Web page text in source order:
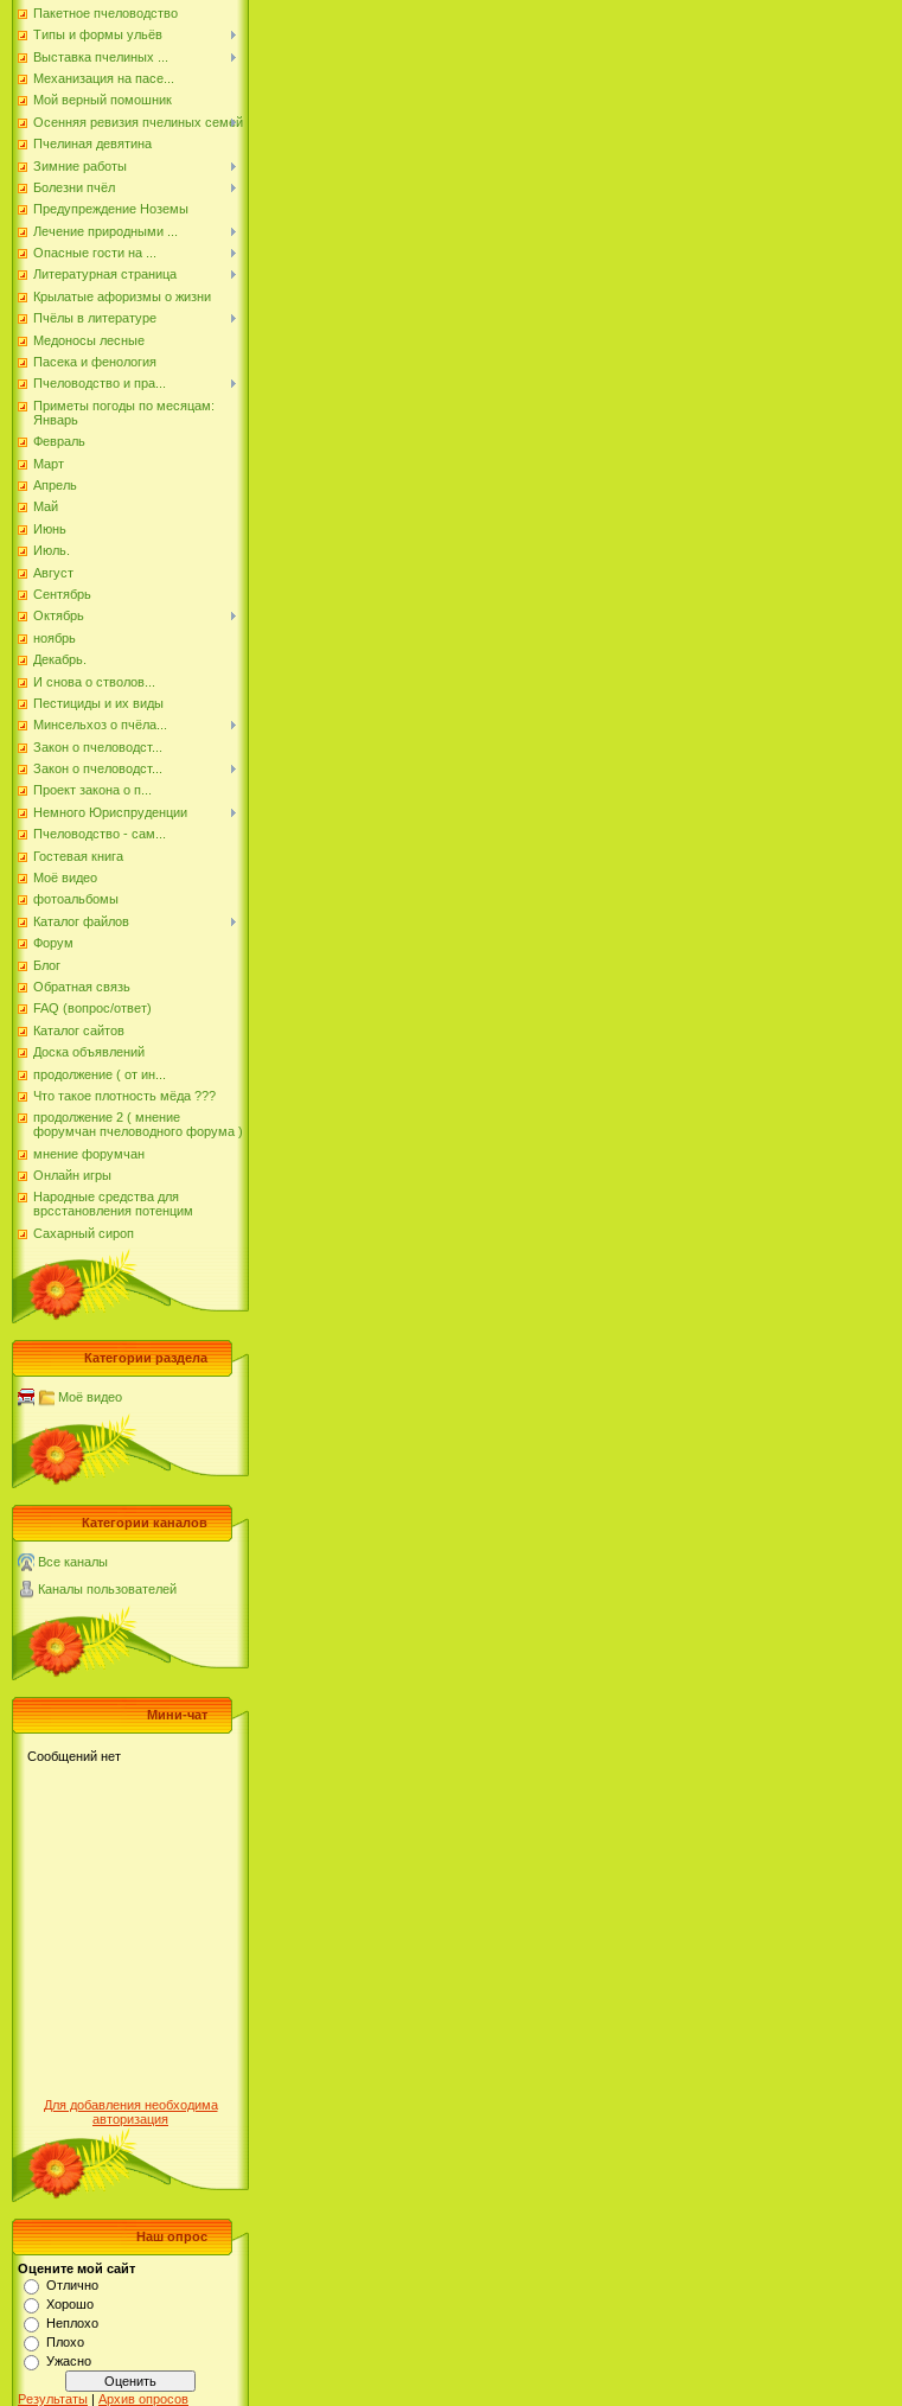
Пакетное пчеловодство
Типы и формы ульёв
Выставка пчелиных ...
Механизация на пасе...
Мой верный помошник
Осенняя ревизия пчелиных семей
Пчелиная девятина
Зимние работы
Болезни пчёл
Предупреждение Ноземы
Лечение природными ...
Опасные гости на ...
Литературная страница
Крылатые афоризмы о жизни
Пчёлы в литературе
Медоносы лесные
Пасека и фенология
Пчеловодство и пра...
Приметы погоды по месяцам:
Январь
Февраль
Март
Апрель
Май
Июнь
Июль.
Август
Сентябрь
Октябрь
ноябрь
Декабрь.
И снова о стволов...
Пестициды и их виды
Минсельхоз о пчёла...
Закон о пчеловодст...
Закон о пчеловодст...
Проект закона о п...
Немного Юриспруденции
Пчеловодство - сам...
Гостевая книга
Моё видео
фотоальбомы
Каталог файлов
Форум
Блог
Обратная связь
FAQ (вопрос/ответ)
Каталог сайтов
Доска объявлений
продолжение ( от ин...
Что такое плотность мёда ???
продолжение 2 ( мнение
форумчан пчеловодного форума )
мнение форумчан
Онлайн игры
Народные средства для
врсстановления потенцим
Сахарный сироп
Категории раздела
Моё видео
Категории каналов
Все каналы
Каналы пользователей
Мини-чат
Для добавления необходима
авторизация
Наш опрос
Оцените мой сайт
Отлично
Хорошо
Неплохо
Плохо
Ужасно
Результаты | Архив опросов